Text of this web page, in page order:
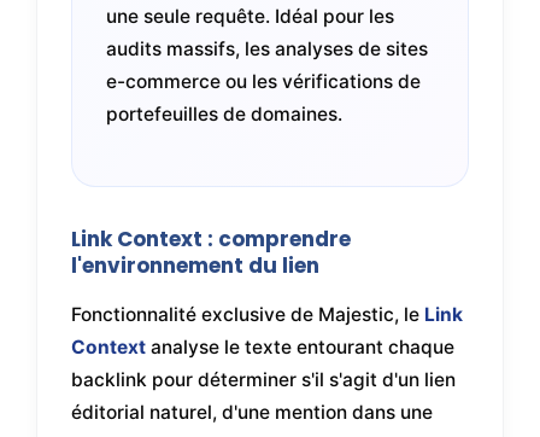
une seule requête. Idéal pour les
audits massifs, les analyses de sites
e-commerce ou les vérifications de
portefeuilles de domaines.
Link Context : comprendre
l'environnement du lien
Fonctionnalité exclusive de Majestic, le Link
Context analyse le texte entourant chaque
backlink pour déterminer s'il s'agit d'un lien
éditorial naturel, d'une mention dans une